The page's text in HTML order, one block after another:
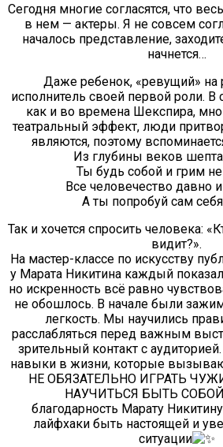
Сегодня многие согласятся, что
в нем — актеры. Я не совсем
началось представление,
начнется…
Даже ребенок, «ревущий» на
исполнитель своей первой роли.
как и во времена Шекспира,
театральный эффект, люди
являются, поэтому
Из глубины веков
Ты будь собой и грим
Все человечество давно
А ты попробуй сам
Так и хочется спросить человека:
видит?».
На мастер-классе по искусству
у Марата Никитина каждый
но искренность всё равно
не обошлось. В начале были
легкость. Мы научились
расслабляться перед важным
зрительный контакт с
навыки в жизни, которые
НЕ ОБЯЗАТЕЛЬНО ИГРАТЬ
НАУЧИТЬСЯ БЫТЬ
благодарность Марату
лайфхаки быть настоящей и
ситуации